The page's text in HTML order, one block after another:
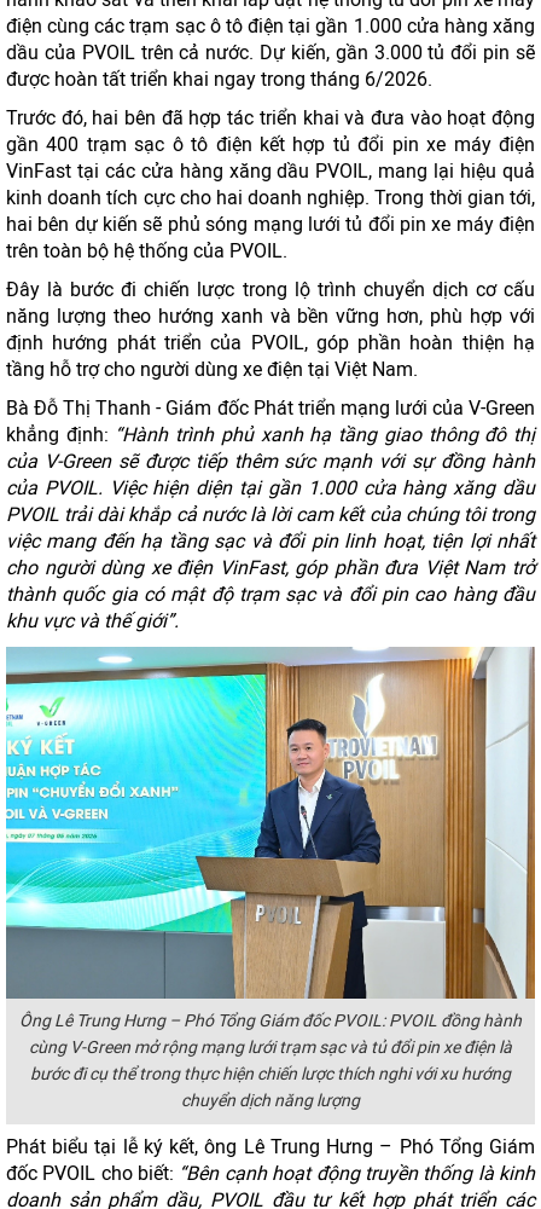
điện cùng các trạm sạc ô tô điện tại gần 1.000 cửa hàng xăng
dầu của PVOIL trên cả nước. Dự kiến, gần 3.000 tủ đổi pin sẽ
được hoàn tất triển khai ngay trong tháng 6/2026.
Trước đó, hai bên đã hợp tác triển khai và đưa vào hoạt động
gần 400 trạm sạc ô tô điện kết hợp tủ đổi pin xe máy điện
VinFast tại các cửa hàng xăng dầu PVOIL, mang lại hiệu quả
kinh doanh tích cực cho hai doanh nghiệp. Trong thời gian tới,
hai bên dự kiến sẽ phủ sóng mạng lưới tủ đổi pin xe máy điện
trên toàn bộ hệ thống của PVOIL.
Đây là bước đi chiến lược trong lộ trình chuyển dịch cơ cấu
năng lượng theo hướng xanh và bền vững hơn, phù hợp với
định hướng phát triển của PVOIL, góp phần hoàn thiện hạ
tầng hỗ trợ cho người dùng xe điện tại Việt Nam.
Bà Đỗ Thị Thanh - Giám đốc Phát triển mạng lưới của V-Green
khẳng định: “Hành trình phủ xanh hạ tầng giao thông đô thị
của V-Green sẽ được tiếp thêm sức mạnh với sự đồng hành
của PVOIL. Việc hiện diện tại gần 1.000 cửa hàng xăng dầu
PVOIL trải dài khắp cả nước là lời cam kết của chúng tôi trong
việc mang đến hạ tầng sạc và đổi pin linh hoạt, tiện lợi nhất
cho người dùng xe điện VinFast, góp phần đưa Việt Nam trở
thành quốc gia có mật độ trạm sạc và đổi pin cao hàng đầu
khu vực và thế giới”.
Ông Lê Trung Hưng – Phó Tổng Giám đốc PVOIL:PVOIL đồng hành
cùng V-Green mở rộng mạng lưới trạm sạc và tủ đổi pin xe điện là
bước đi cụ thể trong thực hiện chiến lược thích nghi với xu hướng
chuyển dịch năng lượng
Phát biểu tại lễ ký kết, ông Lê Trung Hưng – Phó Tổng Giám
đốc PVOIL cho biết: “Bên cạnh hoạt động truyền thống là kinh
doanh sản phẩm dầu, PVOIL đầu tư kết hợp phát triển các